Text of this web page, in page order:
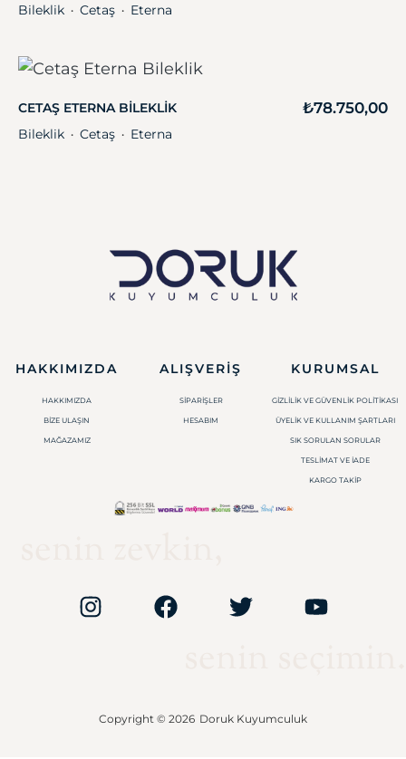
Bileklik ・ Cetaş ・ Eterna
CETAŞ ETERNA BILEKLIK ₺78.750,00
Bileklik ・ Cetaş ・ Eterna
HAKKIMIZDA
HAKKIMIZDA
BIZE ULAŞIN
MAĞAZAMIZ
ALIŞVERIŞ
SIPARIŞLER
HESABIM
KURUMSAL
GIZLILIK VE GÜVENLIK POLITIKASI
ÜYELIK VE KULLANIM ŞARTLARI
SIK SORULAN SORULAR
TESLIMAT VE İADE
KARGO TAKIP
Copyright © 2026 Doruk Kuyumculuk